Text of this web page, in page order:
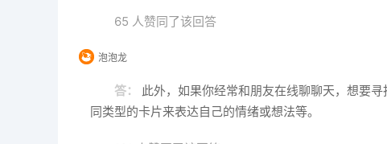
65 人赞同了该回答
泡泡龙
答：
此外，如果你经常和朋友在线聊聊天，想要
同类型的卡片来表达自己的情绪或想法等。